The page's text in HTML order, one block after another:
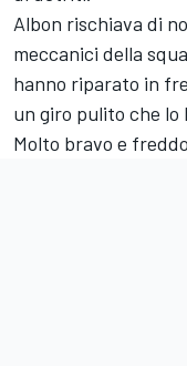
Albon rischiava di
meccanici della
hanno riparato in
un giro pulito che
Molto bravo e